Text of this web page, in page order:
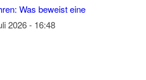
Was beweist eine
2026 - 16:48